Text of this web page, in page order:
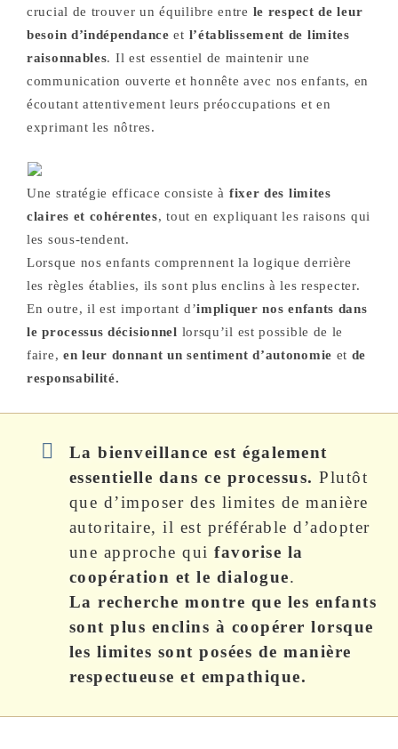
crucial de trouver un équilibre entre le respect de leur
besoin d’indépendance et l’établissement de limites
raisonnables. Il est essentiel de maintenir une
communication ouverte et honnête avec nos enfants, en
écoutant attentivement leurs préoccupations et en
exprimant les nôtres.
Une stratégie efficace consiste à fixer des limites
claires et cohérentes, tout en expliquant les raisons qui
les sous-tendent.
Lorsque nos enfants comprennent la logique derrière
les règles établies, ils sont plus enclins à les respecter.
En outre, il est important d’impliquer nos enfants dans
le processus décisionnel lorsqu’il est possible de le
faire, en leur donnant un sentiment d’autonomie et de
responsabilité.
La bienveillance est également
essentielle dans ce processus. Plutôt
que d’imposer des limites de manière
autoritaire, il est préférable d’adopter
une approche qui favorise la
coopération et le dialogue.
La recherche montre que les enfants
sont plus enclins à coopérer lorsque
les limites sont posées de manière
respectueuse et empathique.